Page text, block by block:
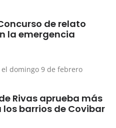
de relato
la emergencia
domingo 9 de febrero
Rivas aprueba más
barrios de Covibar